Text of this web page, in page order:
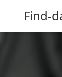
Find-